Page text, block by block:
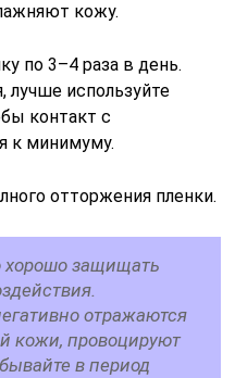
кожу.
по 3–4 раза в день.
лучше используйте
контакт с
к минимуму.
отторжения пленки.
хорошо защищать
отражаются
кожи, провоцируют
в период